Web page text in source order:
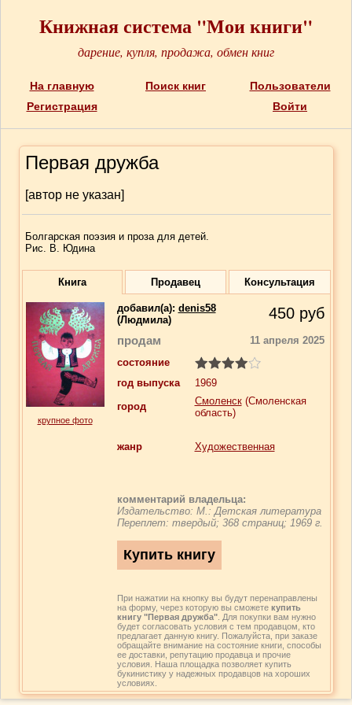
Книжная система "Мои книги"
дарение, купля, продажа, обмен книг
На главную Поиск книг
Пользователи
Регистрация
Войти
Первая дружба
[автор не указан]
Болгарская поэзия и проза для детей.
Рис. В. Юдина
Книга Продавец Консультация
крупное фото
добавил(a): denis58
(Людмила)
450 руб
продам
11 апреля 2025
состояние
год выпуска
1969
город
Смоленск(Смоленская
область)
жанр Художественная
комментарий владельца:
Издательство: М.: Детская литература
Переплет: твердый; 368 страниц; 1969 г.
При нажатии на кнопку вы будут перенаправлены
на форму, через которую вы сможете купить
книгу "Первая дружба". Для покупки вам нужно
будет согласовать условия с тем продавцом, кто
предлагает данную книгу. Пожалуйста, при заказе
обращайте внимание на состояние книги, способы
ее доставки, репутацию продавца и прочие
условия. Наша площадка позволяет купить
букинистику у надежных продавцов на хороших
условиях.